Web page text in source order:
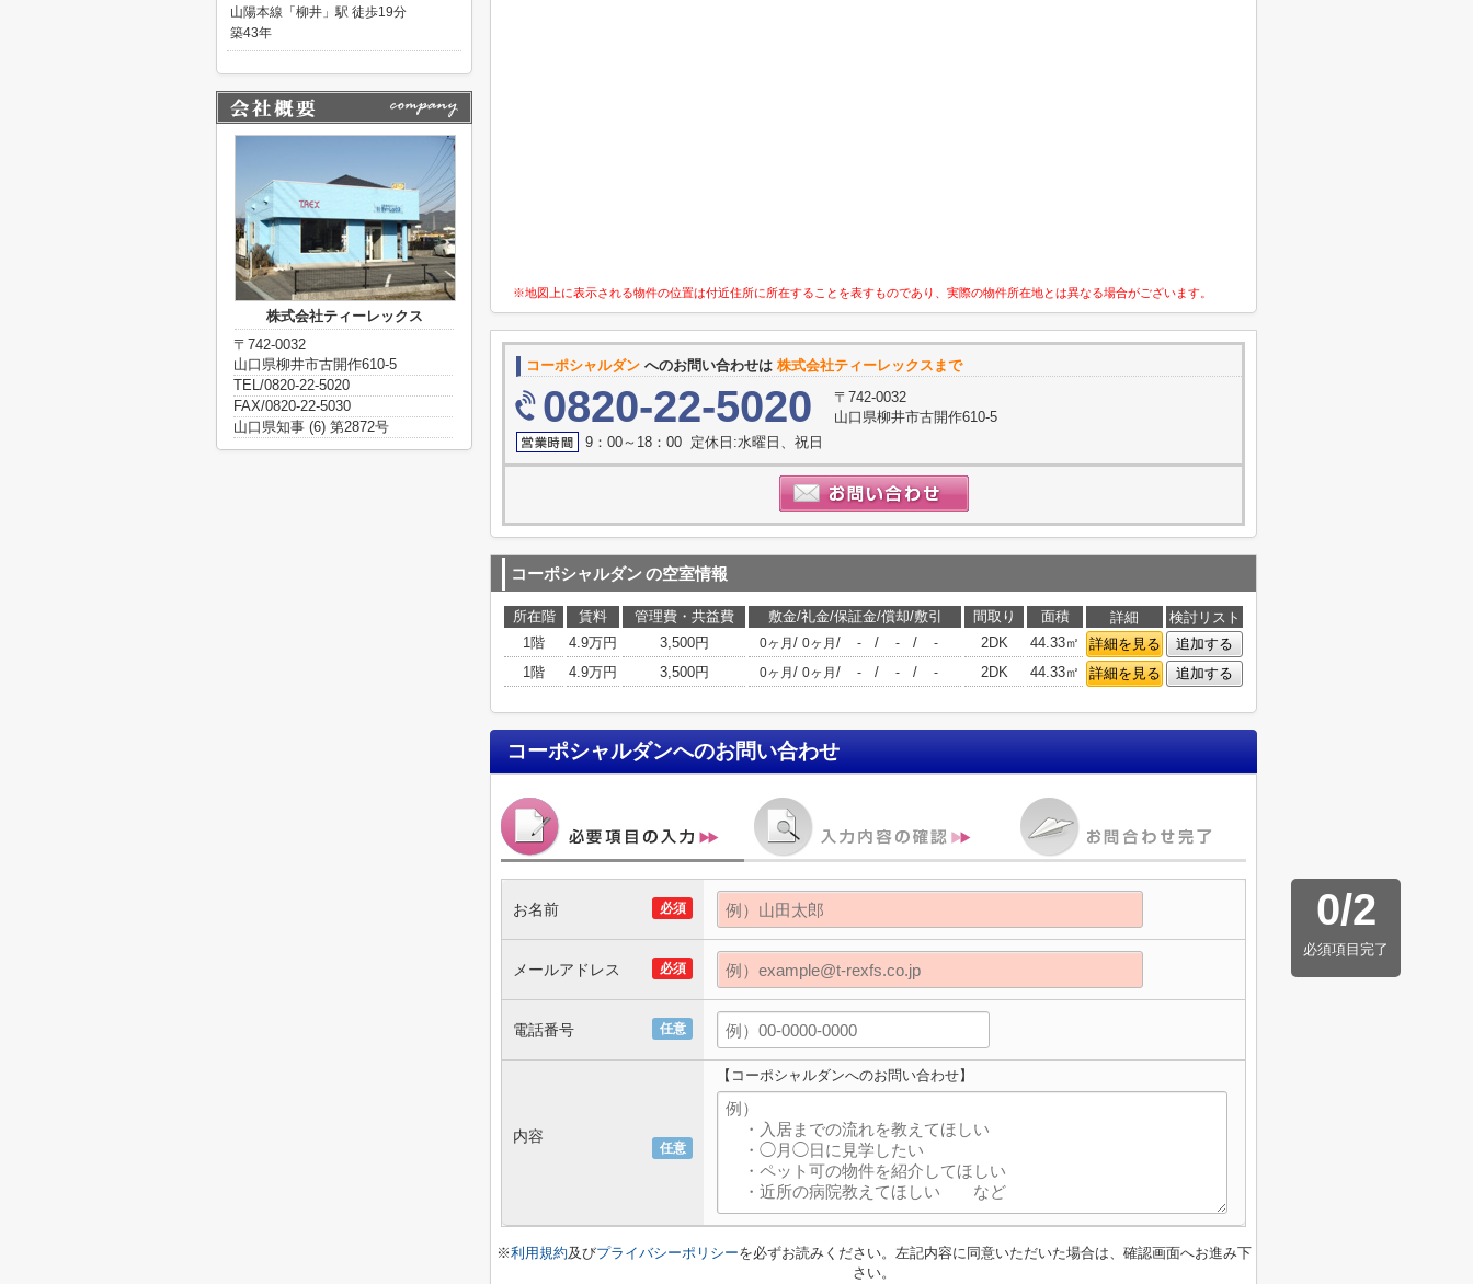
※地図上に表示される物件の位置は付近住所に所在することを表すものであり、実際の物件所在地とは異なる場合がございます。
コーポシャルダン へのお問い合わせは 株式会社ティーレックスまで
0820-22-5020
〒742-0032
山口県柳井市古開作610-5
9：00～18：00 定休日:水曜日、祝日
コーポシャルダンの空室情報
所在階 賃料 管理費・共益費 敷金/礼金/保証金/償却/敷引 間取り 面積 詳細
検討リスト
1階
4.9万円 3,500円 0ヶ月 / 0ヶ月 / - / - / - 2DK 44.33㎡ 詳細を見る
追加する
1階
4.9万円 3,500円 0ヶ月 / 0ヶ月 / - / - / - 2DK 44.33㎡ 詳細を見る 追加する
コーポシャルダンへのお問い合わせ
0/2
必須項目完了
必須
お名前
必須
メールアドレス
任意
電話番号
任意
内容
【コーポシャルダンへのお問い合わせ】
※利用規約及びプライバシーポリシーを必ずお読みください。左記内容に同意いただいた場合は、確認画面へお進み下
さい。
山陽本線「柳井」駅 徒歩19分
築43年
株式会社ティーレックス
〒742-0032
山口県柳井市古開作610-5
TEL/0820-22-5020
FAX/0820-22-5030
山口県知事 (6) 第2872号